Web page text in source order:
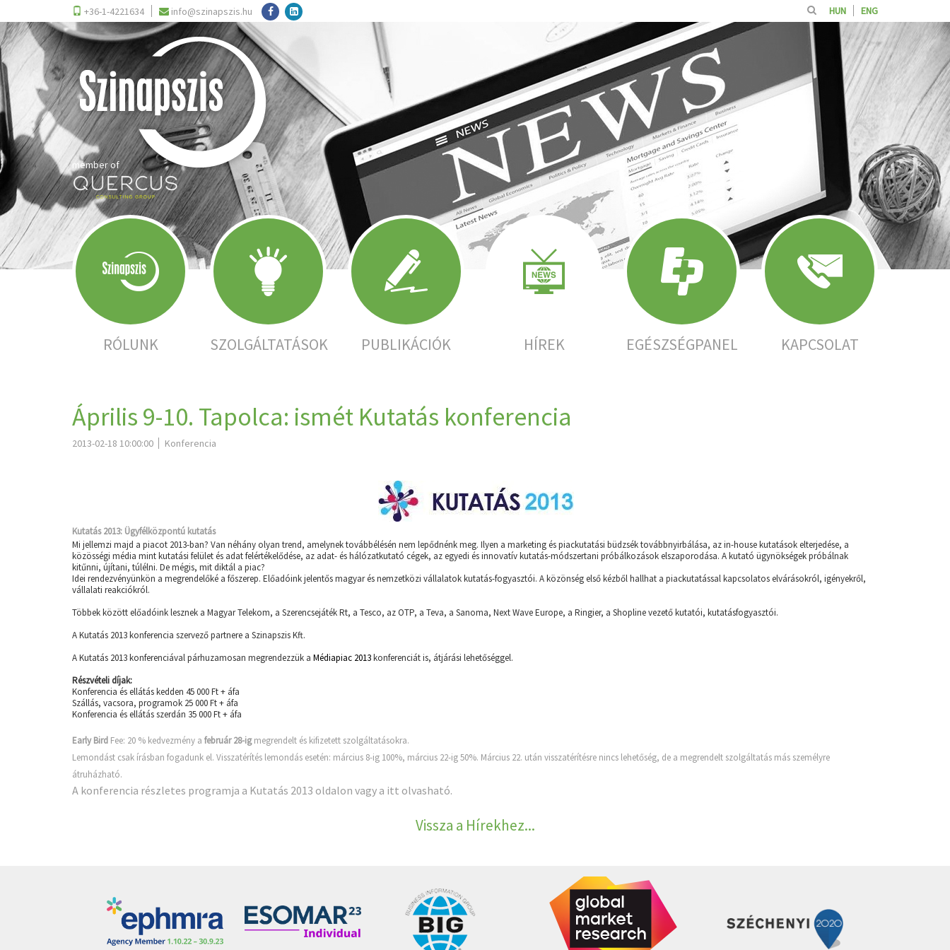
+36-1-4221634 info@szinapszis.hu HUN ENG
member of
RÓLUNK SZOLGÁLTATÁSOK PUBLIKÁCIÓK HÍREK EGÉSZSÉGPANEL KAPCSOLAT
Április 9-10. Tapolca: ismét Kutatás konferencia
2013-02-18 10:00:00 Konferencia
Kutatás 2013: Ügyfélközpontú kutatás
Mi jellemzi majd a piacot 2013-ban? Van néhány olyan trend, amelynek továbbélésén nem lepődnénk meg. Ilyen a marketing és piackutatási büdzsék továbbnyirbálása, az in-house kutatások elterjedése, a
közösségi média mint kutatási felület és adat felértékelődése, az adat- és hálózatkutató cégek, az egyedi és innovatív kutatás-módszertani próbálkozások elszaporodása. A kutató ügynökségek próbálnak
kitűnni, újítani, túlélni. De mégis, mit diktál a piac?
Idei rendezvényünkön a megrendelőké a főszerep. Előadóink jelentős magyar és nemzetközi vállalatok kutatás-fogyasztói. A közönség első kézből hallhat a piackutatással kapcsolatos elvárásokról, igényekről,
vállalati reakciókról.
Többek között előadóink lesznek a Magyar Telekom, a Szerencsejáték Rt, a Tesco, az OTP, a Teva, a Sanoma, Next Wave Europe, a Ringier, a Shopline vezető kutatói, kutatásfogyasztói.
A Kutatás 2013 konferencia szervező partnere a Szinapszis Kft.
A Kutatás 2013 konferenciával párhuzamosan megrendezzük a Médiapiac 2013konferenciát is, átjárási lehetőséggel.
Részvételi díjak:
Konferencia és ellátás kedden 45 000 Ft + áfa
Szállás, vacsora, programok 25 000 Ft + áfa
Konferencia és ellátás szerdán 35 000 Ft + áfa
Early Bird Fee: 20 % kedvezmény a február 28-igmegrendelt és kifizetett szolgáltatásokra.
Lemondást csak írásban fogadunk el. Visszatérítés lemondás esetén: március 8-ig 100%, március 22-ig 50%. Március 22. után visszatérítésre nincs lehetőség, de a megrendelt szolgáltatás más személyre
átruházható.
A konferencia részletes programja a Kutatás 2013 oldalon vagy a itt olvasható.
Vissza a Hírekhez...